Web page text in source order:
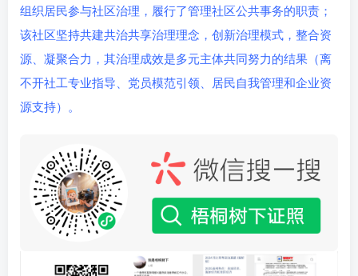
组织居民参与社区治理，履行了管理社区公共事务的职责；
该社区坚持共建共治共享治理理念，创新治理模式，整合资
源、凝聚合力，其治理成效是多元主体共同努力的结果（离
不开社工专业指导、党员模范引领、居民自我管理和企业资
源支持）。